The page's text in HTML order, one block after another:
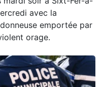
avec la
emportée par
orage.